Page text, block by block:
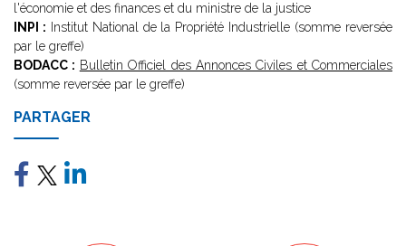
l'économie et des finances et du ministre de la justice
INPI : Institut National de la Propriété Industrielle (somme reversée
par le greffe)
BODACC : Bulletin Officiel des Annonces Civiles et Commerciales
(somme reversée par le greffe)
PARTAGER